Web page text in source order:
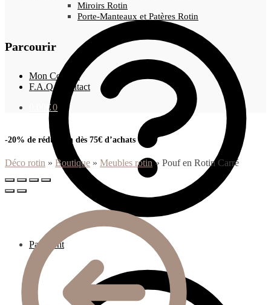
Paiement
Miroirs Rotin
Porte-Manteaux et Patères Rotin
Parcourir
Mon Compte
F.A.Q / Contact
€ 0
-20% de réduction dès 75€ d’achats
Déco rotin » Boutique » Meubles rotin » Pouf en Rotin Carré